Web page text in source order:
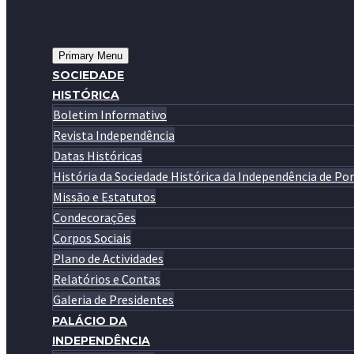
Primary Menu
SOCIEDADE
HISTÓRICA
Boletim Informativo
Revista Independência
Datas Históricas
História da Sociedade Histórica da Independência de
Missão e Estatutos
Condecorações
Corpos Sociais
Plano de Actividades
Relatórios e Contas
Galeria de Presidentes
PALÁCIO DA
INDEPENDÊNCIA